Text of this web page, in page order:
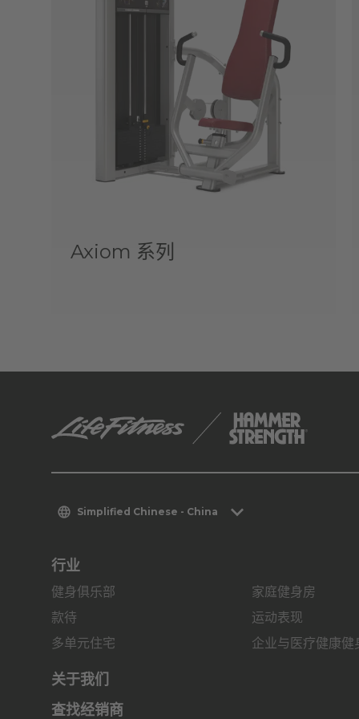
Axiom 系列
Simplified Chinese - China
行业
健身俱乐部
款待
多单元住宅
家庭健身房
运动表现
企业与医疗健康健
关于我们
查找经销商